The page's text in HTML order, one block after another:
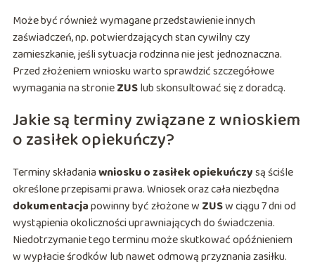
Może być również wymagane przedstawienie innych
zaświadczeń, np. potwierdzających stan cywilny czy
zamieszkanie, jeśli sytuacja rodzinna nie jest jednoznaczna.
Przed złożeniem wniosku warto sprawdzić szczegółowe
wymagania na stronieZUSlub skonsultować się z doradcą.
Jakie są terminy związane z wnioskiem
o zasiłek opiekuńczy?
Terminy składaniawniosku o zasiłek opiekuńczysą ściśle
określone przepisami prawa. Wniosek oraz cała niezbędna
dokumentacjapowinny być złożone w ZUSw ciągu 7 dni od
wystąpienia okoliczności uprawniających do świadczenia.
Niedotrzymanie tego terminu może skutkować opóźnieniem
w wypłacie środków lub nawet odmową przyznania zasiłku.